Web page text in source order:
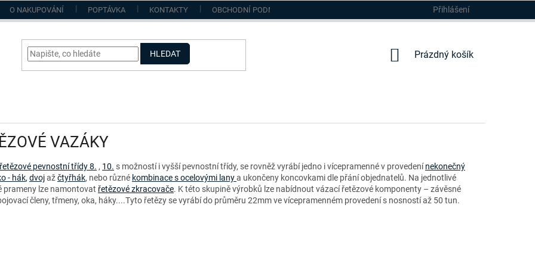
O NAKUPOVÁNÍ POPTÁVKA KONTAKTY OBCHODNÍ PODMÍNKY Přihlášení
HLEDAT
NÁKUPNÍ
Prázdný košík
VAZÁKY
pevnostní třídy 8. , 10. s možností i vyšší pevnostní třídy, se rovněž vyrábí jedno i vícepramenné v provedenínekonečný
- hák, dvojažčtyřhák, nebo různé kombinace s ocelovými lanya ukončeny koncovkami dle přání objednatelů. Na jednotlivé
prameny lze namontovat řetězové zkracovače. K této skupině výrobků lze nabídnout vázací řetězové komponenty – závěsné
členy, třmeny, oka, háky....Tyto řetězy se vyrábí do průměru 22mm ve vícepramenném provedení s nosností až 50 tun.